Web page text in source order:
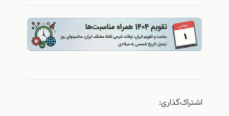
اشتراک‌گذاری: